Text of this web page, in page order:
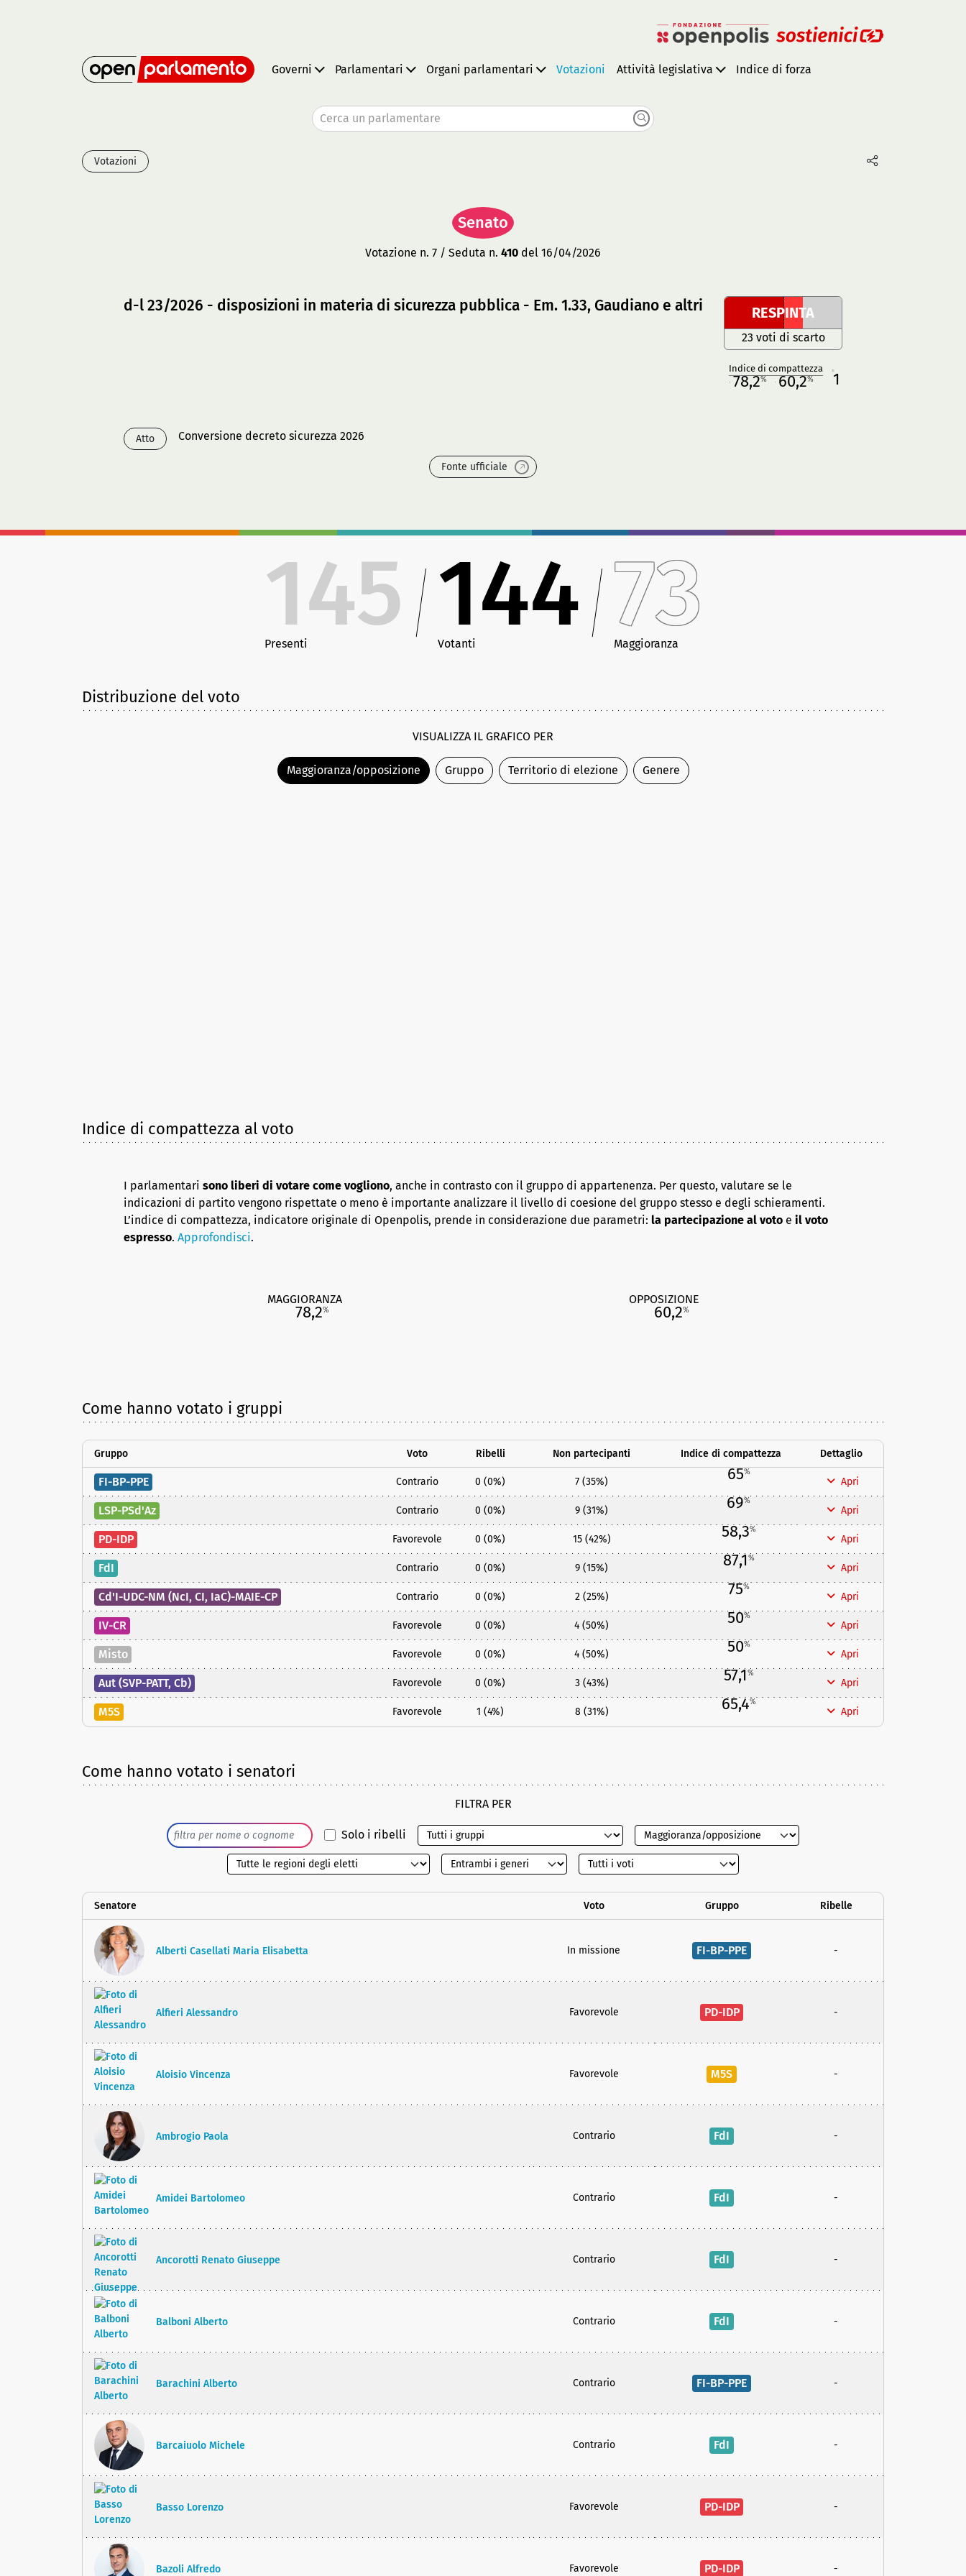
Governi Parlamentari Organi parlamentari Votazioni Attività legislativa Indice di forza
Cerca un parlamentare
Votazioni
Senato
Votazione n. 7 / Seduta n. 410 del 16/04/2026
d-l 23/2026 - disposizioni in materia di sicurezza pubblica - Em. 1.33, Gaudiano e altri RESPINTA
23 voti di scarto
Indice di compattezza
78,2% 60,2% 1
Atto Conversione decreto sicurezza 2026
Fonte ufficiale
145
Presenti 144
Votanti 73
Maggioranza
Distribuzione del voto
VISUALIZZA IL GRAFICO PER
Maggioranza/opposizione Gruppo Territorio di elezione Genere
Indice di compattezza al voto
I parlamentari sono liberi di votare come vogliono, anche in contrasto con il gruppo di appartenenza. Per questo, valutare se le
indicazioni di partito vengono rispettate o meno è importante analizzare il livello di coesione del gruppo stesso e degli schieramenti.
L’indice di compattezza, indicatore originale di Openpolis, prende in considerazione due parametri: la partecipazione al voto e il voto
espresso. Approfondisci.
MAGGIORANZA
78,2%
OPPOSIZIONE
60,2%
Come hanno votato i gruppi
Gruppo Voto Ribelli Non partecipanti Indice di compattezza Dettaglio
FI-BP-PPE Contrario 0 (0%) 7 (35%) 65%
Apri
LSP-PSd'Az Contrario 0 (0%) 9 (31%) 69%
Apri
PD-IDP Favorevole 0 (0%) 15 (42%) 58,3%
Apri
FdI Contrario 0 (0%) 9 (15%) 87,1%
Apri
Cd'I-UDC-NM (NcI, CI, IaC)-MAIE-CP Contrario 0 (0%) 2 (25%) 75%
Apri
IV-CR Favorevole 0 (0%) 4 (50%) 50%
Apri
Misto Favorevole 0 (0%) 4 (50%) 50%
Apri
Aut (SVP-PATT, Cb) Favorevole 0 (0%) 3 (43%) 57,1%
Apri
M5S Favorevole 1 (4%) 8 (31%) 65,4%
Apri
Come hanno votato i senatori
FILTRA PER
Solo i ribelli
Senatore Voto Gruppo Ribelle
Alberti Casellati Maria Elisabetta In missione FI-BP-PPE -
Alfieri Alessandro Favorevole PD-IDP -
Aloisio Vincenza Favorevole M5S -
Ambrogio Paola Contrario FdI -
Amidei Bartolomeo Contrario FdI -
Ancorotti Renato Giuseppe Contrario FdI -
Balboni Alberto Contrario FdI -
Barachini Alberto Contrario FI-BP-PPE -
Barcaiuolo Michele Contrario FdI -
Basso Lorenzo Favorevole PD-IDP -
Bazoli Alfredo Favorevole PD-IDP -